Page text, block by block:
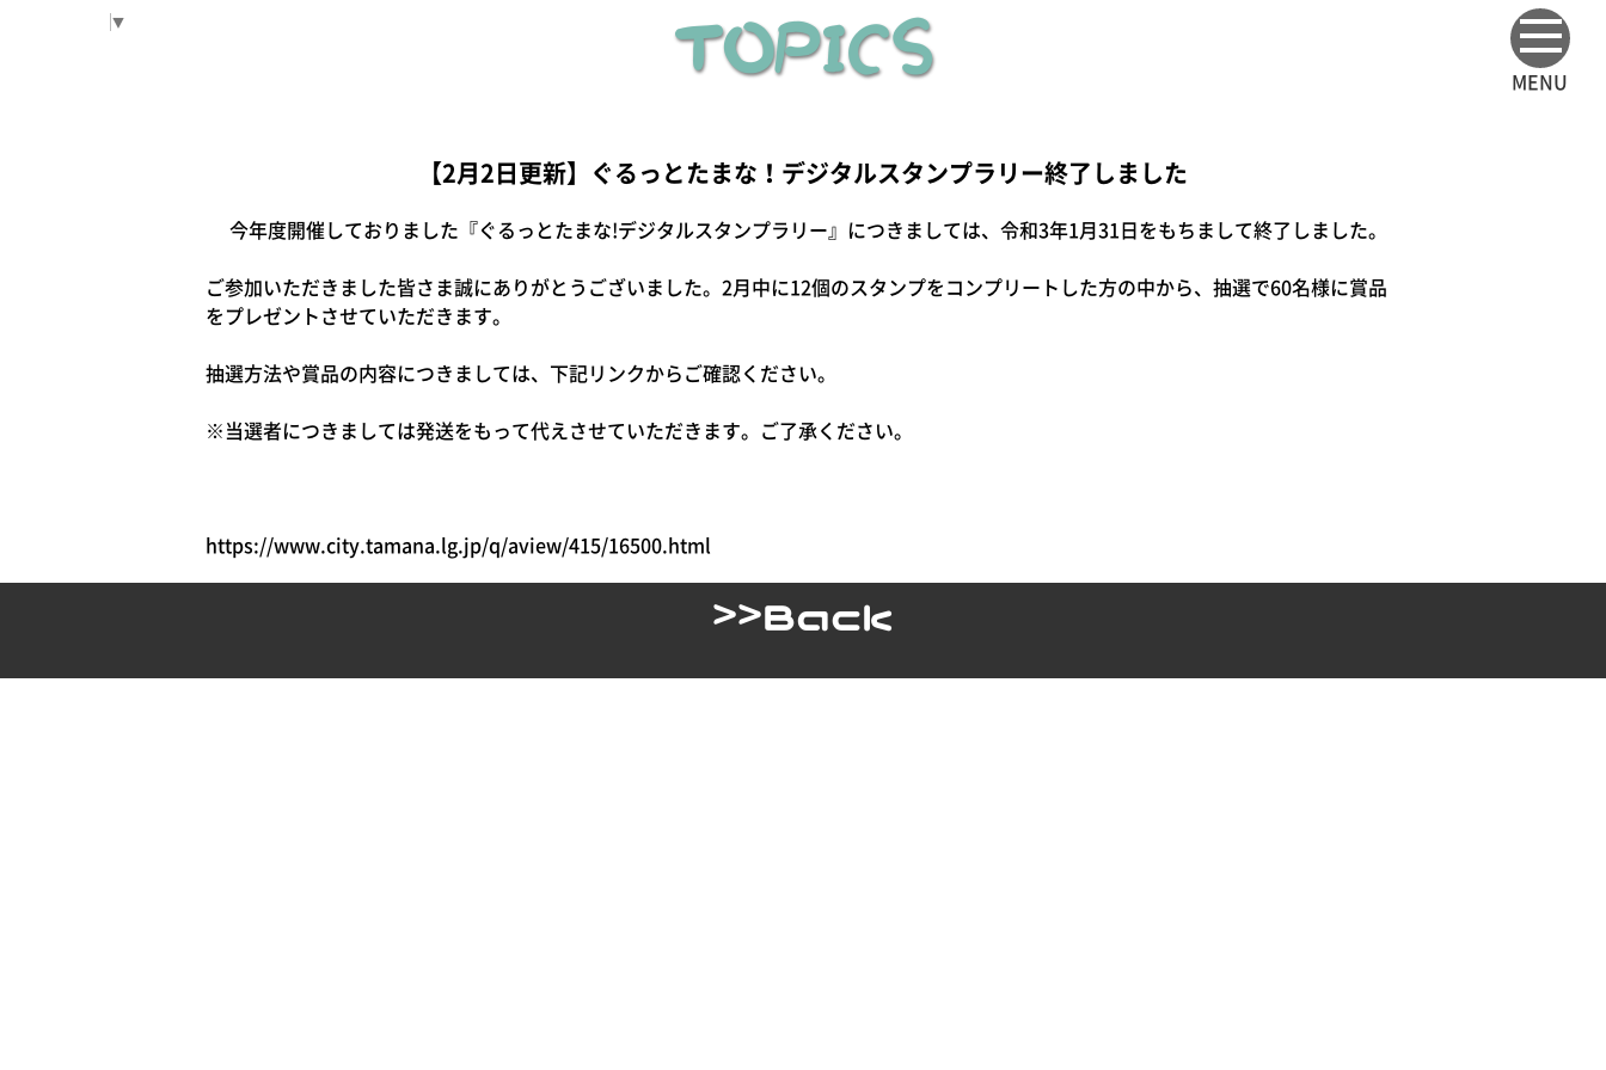
MENU
▼ TOPICS
【2月2日更新】ぐるっとたまな！デジタルスタンプラリー終了しました
今年度開催しておりました『ぐるっとたまな!デジタルスタンプラリー』につきましては、令和3年1月31日をもちまして終了しました。
ご参加いただきました皆さま誠にありがとうございました。2月中に12個のスタンプをコンプリートした方の中から、抽選で60名様に賞品
をプレゼントさせていただきます。
抽選方法や賞品の内容につきましては、下記リンクからご確認ください。
※当選者につきましては発送をもって代えさせていただきます。ご了承ください。
https://www.city.tamana.lg.jp/q/aview/415/16500.html
>>Back